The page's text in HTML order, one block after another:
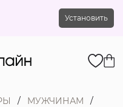
Установить
МУЖЧИНАМ